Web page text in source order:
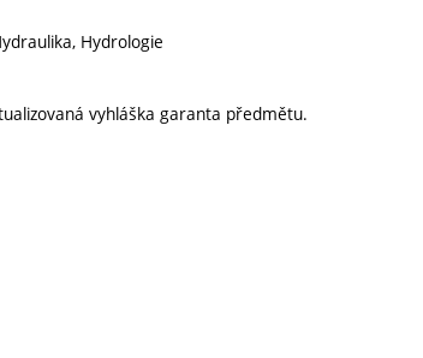
Hydrologie
vyhláška garanta předmětu.